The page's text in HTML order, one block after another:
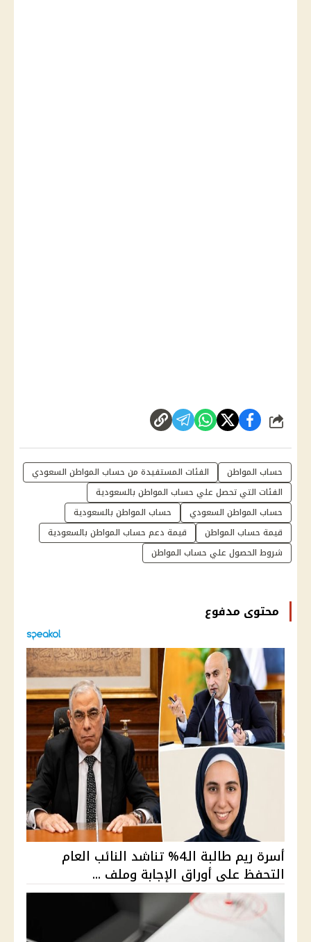
شارك
حساب المواطن
الفئات المستفيدة من حساب المواطن السعودي
الفئات التي تحصل علي حساب المواطن بالسعودية
حساب المواطن السعودي
حساب المواطن بالسعودية
قيمة حساب المواطن
قيمة دعم حساب المواطن بالسعودية
شروط الحصول علي حساب المواطن
محتوى مدفوع
أسرة ريم طالبة الـ4% تناشد النائب العام
التحفظ على أوراق الإجابة وملف ...